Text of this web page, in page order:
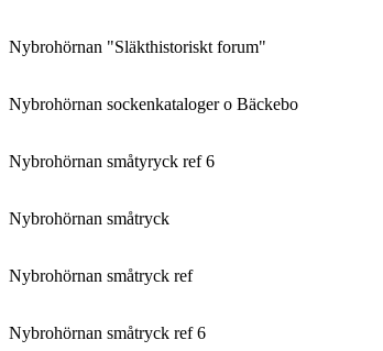
Nybrohörnan "Släkthistoriskt forum"
Nybrohörnan sockenkataloger o Bäckebo
Nybrohörnan småtyryck ref 6
Nybrohörnan småtryck
Nybrohörnan småtryck ref
Nybrohörnan småtryck ref 6